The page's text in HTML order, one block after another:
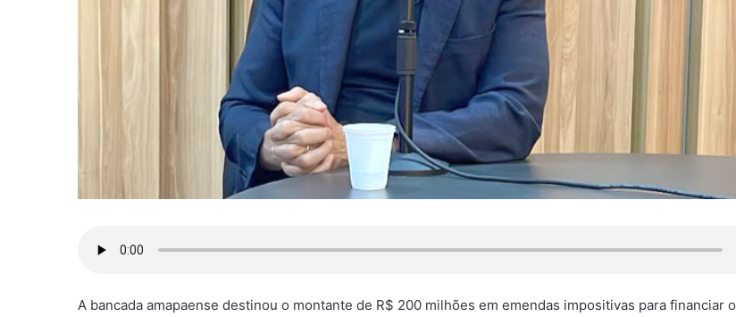
A bancada amapaense destinou o montante de R$ 200 milhões em emendas impositivas para financiar o